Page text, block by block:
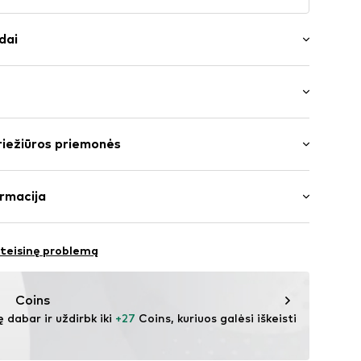
priemonės
Išorinė medžiaga: Sintetika
problemą
Coins
dabar ir uždirbk iki +27 Coins, kuriuos galėsi iškeisti